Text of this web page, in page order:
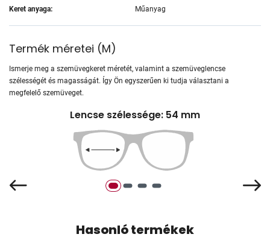
Keret anyaga: Műanyag
Termék méretei (M)
Ismerje meg a szemüvegkeret méretét, valamint a szemüveglencse
szélességét és magasságát. Így Ön egyszerűen ki tudja választani a
megfelelő szemüveget.
Lencse szélessége: 54 mm
Hasonló termékek